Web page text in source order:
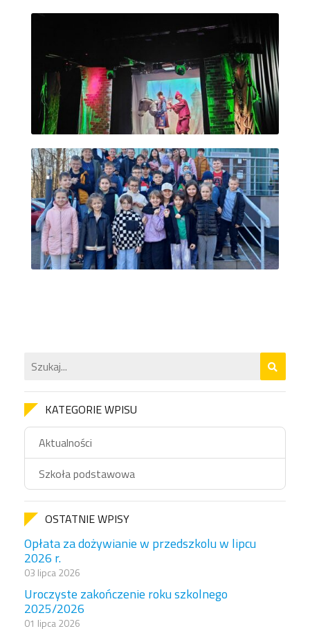
KATEGORIE WPISU
Aktualności
Szkoła podstawowa
OSTATNIE WPISY
Opłata za dożywianie w przedszkolu w lipcu
2026 r.
03 lipca 2026
Uroczyste zakończenie roku szkolnego
2025/2026
01 lipca 2026